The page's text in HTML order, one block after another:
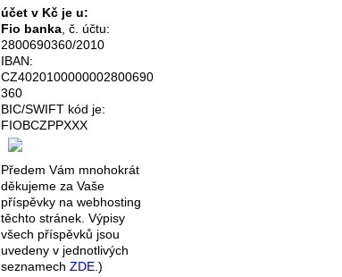
účet v Kč je u:
Fio banka, č. účtu:
2800690360/2010
IBAN:
CZ4020100000002800690
360
BIC/SWIFT kód je:
FIOBCZPPXXX
Předem Vám mnohokrát
děkujeme za Vaše
příspěvky na webhosting
těchto stránek. Výpisy
všech příspěvků jsou
uvedeny v jednotlivých
seznamech ZDE.)